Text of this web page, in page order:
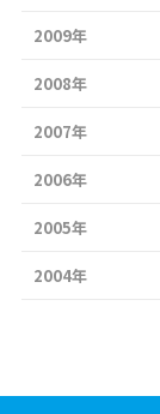
2009年
2008年
2007年
2006年
2005年
2004年